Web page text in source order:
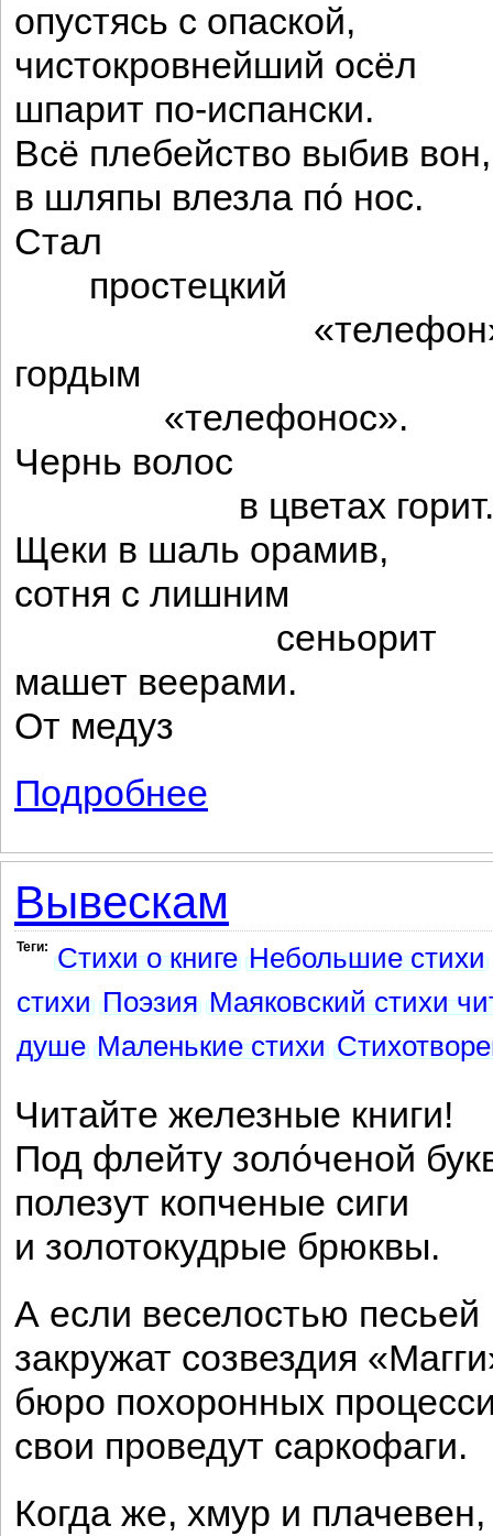
опустясь с опаской,
чистокровнейший осёл
шпарит по-испански.
Всё плебейство выбив вон,
в шляпы влезла по́ нос.
Стал
простецкий
гордым
«телефонос».
Чернь волос
в цветах горит.
Щеки в шаль орамив,
сотня с лишним
сеньорит
машет веерами.
От медуз
Подробнее
Вывескам
Теги: Стихи о книге Небольшие стихи
стихи Поэзия Маяковский стихи
душе Маленькие стихи
Читайте железные книги!
Под флейту золо́ченой
полезут копченые сиги
и золотокудрые брюквы.
А если веселостью песьей
закружат созвездия
бюро похоронных
свои проведут саркофаги.
Когда же, хмур и плачевен,